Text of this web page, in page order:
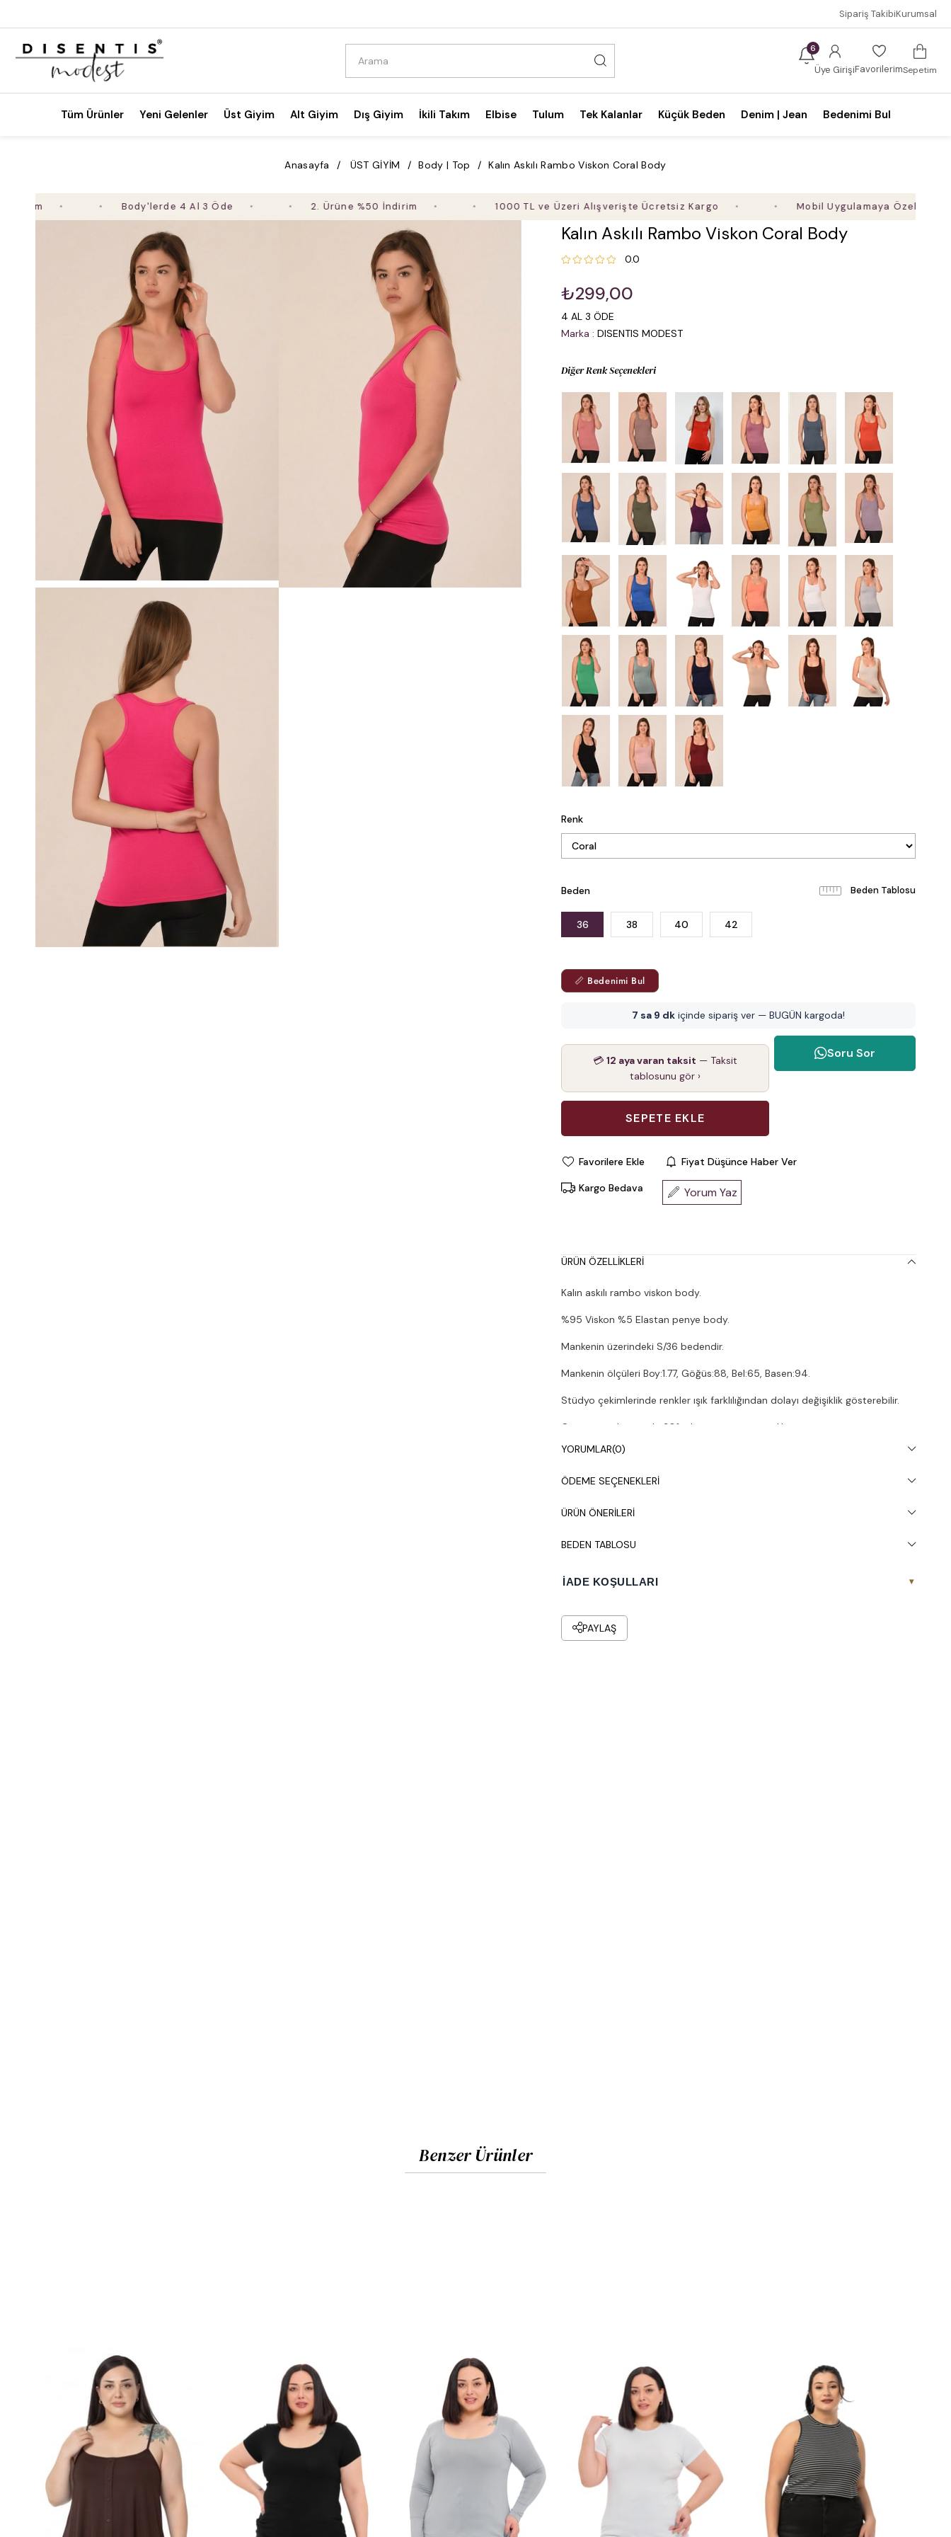
Sipariş TakibiKurumsal
6
Üye GirişiFavorilerimSepetim
Tüm Ürünler Yeni Gelenler Üst Giyim Alt Giyim Dış Giyim İkili Takım Elbise Tulum Tek Kalanlar Küçük Beden Denim | Jean Bedenimi Bul
Anasayfa ÜST GİYİM Body | Top Kalın Askılı Rambo Viskon Coral Body
Body'lerde 4 Al 3 Öde 2. Ürüne %50 İndirim 1000 TL ve Üzeri Alışverişte Ücretsiz Kargo Mobil Uygulamaya Özel Ek %5 İndirim
Kalın Askılı Rambo Viskon Coral Body
0.0
₺299,00
4 AL 3 ÖDE
Marka : DISENTIS MODEST
Diğer Renk Seçenekleri
Renk
Beden Beden Tablosu
36 38 40 42
📏 Bedenimi Bul
7 sa 9 dk içinde sipariş ver — BUGÜN kargoda!
💳12 aya varan taksit — Taksit
tablosunu gör ›
Soru Sor
Favorilere Ekle Fiyat Düşünce Haber Ver
Kargo Bedava Yorum Yaz
ÜRÜN ÖZELLIKLERI
Kalın askılı rambo viskon body.
%95 Viskon %5 Elastan penye body.
Mankenin üzerindeki S/36 bedendir.
Mankenin ölçüleri Boy:1.77, Göğüs:88, Bel:65, Basen:94.
Stüdyo çekimlerinde renkler ışık farklılığından dolayı değişiklik gösterebilir.
Çamaşır makinesinde 30° yıkanması tavsiye edilir.
YORUMLAR(0)
ÖDEME SEÇENEKLERI
ÜRÜN ÖNERILERI
BEDEN TABLOSU
İADE KOŞULLARI ▾
PAYLAŞ
Benzer Ürünler